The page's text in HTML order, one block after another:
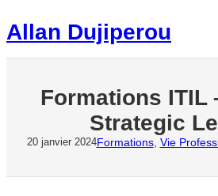
au
contenu
Allan Dujiperou
Formations ITIL
Strategic
20 janvier 2024Formations, Vie